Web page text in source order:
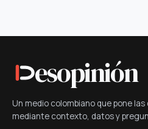
esopinión
Un medio colombiano que pone las
mediante contexto, datos y